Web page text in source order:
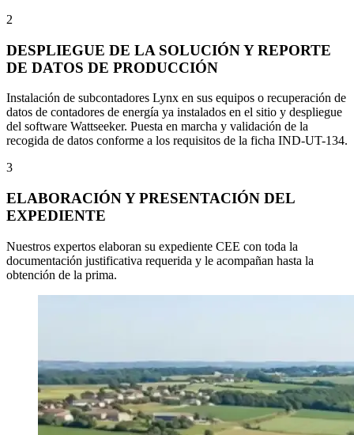
2
DESPLIEGUE DE LA SOLUCIÓN Y REPORTE
DE DATOS DE PRODUCCIÓN
Instalación de subcontadores Lynx en sus equipos o recuperación de
datos de contadores de energía ya instalados en el sitio y despliegue
del software Wattseeker. Puesta en marcha y validación de la
recogida de datos conforme a los requisitos de la ficha IND-UT-134.
3
ELABORACIÓN Y PRESENTACIÓN DEL
EXPEDIENTE
Nuestros expertos elaboran su expediente CEE con toda la
documentación justificativa requerida y le acompañan hasta la
obtención de la prima.